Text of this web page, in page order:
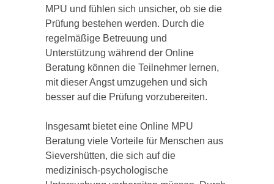
MPU und fühlen sich unsicher, ob sie die
Prüfung bestehen werden. Durch die
regelmäßige Betreuung und
Unterstützung während der Online
Beratung können die Teilnehmer lernen,
mit dieser Angst umzugehen und sich
besser auf die Prüfung vorzubereiten.
Insgesamt bietet eine Online MPU
Beratung viele Vorteile für Menschen aus
Sievershütten, die sich auf die
medizinisch-psychologische